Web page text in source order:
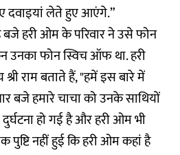
दवाइयां लेते हुए आएंगे.”
हरी ओम के परिवार ने उसे फोन
उनका फोन स्विच ऑफ था. हरी
राम बताते हैं, "हमें इस बारे में
बजे हमारे चाचा को उनके साथियों
हो गई है और हरी ओम भी
पुष्टि नहीं हुई कि हरी ओम कहां है